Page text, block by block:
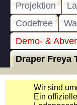
Projektion
Codefree
Demo- &
Draper Freya
Wir sind
Ein